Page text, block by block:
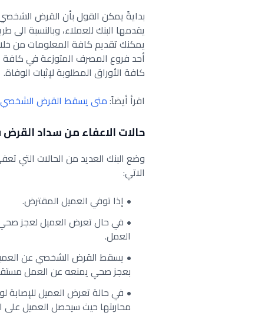
بدايةً يمكن القول بأن القرض
يقدمها البنك للعملاء، وبالنسبة
يمكنك تقديم كافة المعلومات من
أحد فروع المصرف المتوزعة في
كافة الأوراق المطلوبة لإثبات الوفاة.
اقرأ أيضاً:متى يسقط القرض
حالات الاعفاء من سداد
وضع البنك العديد من الحالات التي
الاتي:
إذا توفي العميل المقترض.
في حال تعرض العميل لعجز
العمل.
يسقط القرض الشخصي عن
بعجز صحي يمنعه عن العمل
في حالة تعرض العميل للإصابة
محاربتها حيث سيحصل العميل